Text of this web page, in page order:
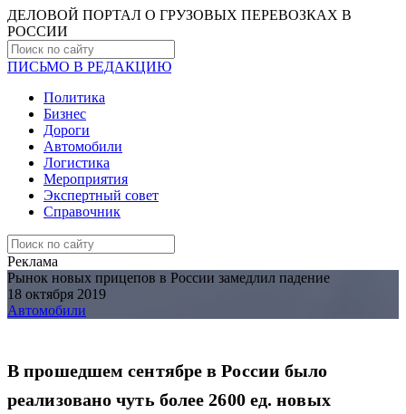
ДЕЛОВОЙ ПОРТАЛ О ГРУЗОВЫХ ПЕРЕВОЗКАХ В
РОCСИИ
ПИСЬМО В РЕДАКЦИЮ
Политика
Бизнес
Дороги
Автомобили
Логистика
Мероприятия
Экспертный совет
Справочник
Реклама
Рынок новых прицепов в России замедлил падение
18 октября 2019
Автомобили
В прошедшем сентябре в России было
реализовано чуть более 2600 ед. новых